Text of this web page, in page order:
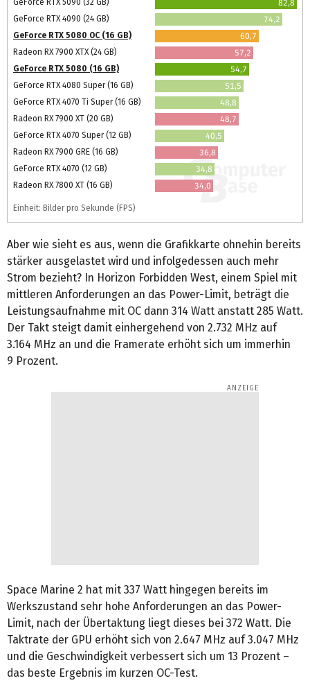
GeForce RTX 5090 (32 GB)
82,8
GeForce RTX 4090 (24 GB)
74,2
GeForce RTX 5080 OC (16 GB)
60,7
Radeon RX 7900 XTX (24 GB)
57,2
GeForce RTX 5080 (16 GB)
54,7
GeForce RTX 4080 Super (16 GB)
51,5
GeForce RTX 4070 Ti Super (16 GB)
48,8
Radeon RX 7900 XT (20 GB)
48,7
GeForce RTX 4070 Super (12 GB)
40,5
Radeon RX 7900 GRE (16 GB)
36,8
GeForce RTX 4070 (12 GB)
34,8
Radeon RX 7800 XT (16 GB)
34,0
Einheit: Bilder pro Sekunde (FPS)
Aber wie sieht es aus, wenn die Grafikkarte ohnehin bereits
stärker ausgelastet wird und infolgedessen auch mehr
Strom bezieht? In Horizon Forbidden West, einem Spiel mit
mittleren Anforderungen an das Power-Limit, beträgt die
Leistungsaufnahme mit OC dann 314 Watt anstatt 285 Watt.
Der Takt steigt damit einhergehend von 2.732 MHz auf
3.164 MHz an und die Framerate erhöht sich um immerhin
9 Prozent.
Space Marine 2 hat mit 337 Watt hingegen bereits im
Werkszustand sehr hohe Anforderungen an das Power-
Limit, nach der Übertaktung liegt dieses bei 372 Watt. Die
Taktrate der GPU erhöht sich von 2.647 MHz auf 3.047 MHz
und die Geschwindigkeit verbessert sich um 13 Prozent –
das beste Ergebnis im kurzen OC-Test.